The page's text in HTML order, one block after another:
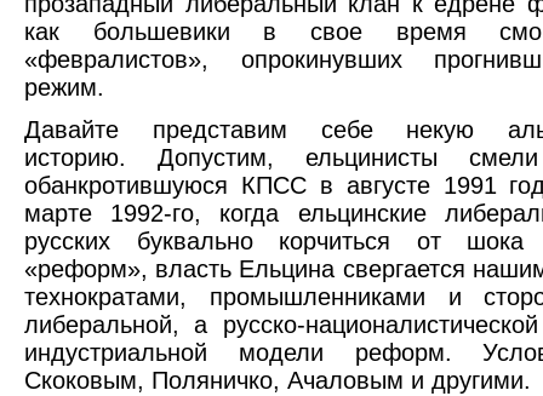
как большевики в свое время
«февралистов», опрокинувших
режим.
Давайте представим себе некую
историю. Допустим, ельцинисты
обанкротившуюся КПСС в августе 1991
марте 1992-го, когда ельцинские
русских буквально корчиться от шока
«реформ», власть Ельцина свергается
технократами, промышленниками и
либеральной, а русско-
индустриальной модели реформ.
Скоковым, Поляничко, Ачаловым и другими.